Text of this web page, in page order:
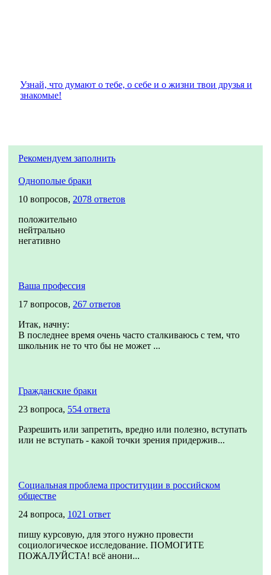
Узнай, что думают о тебе, о себе и о жизни твои друзья и
знакомые!
Рекомендуем заполнить
Однополые браки
10 вопросов, 2078 ответов
положительно
нейтрально
негативно
Ваша профессия
17 вопросов, 267 ответов
Итак, начну:
В последнее время очень часто сталкиваюсь с тем, что
школьник не то что бы не может ...
Гражданские браки
23 вопроса, 554 ответа
Разрешить или запретить, вредно или полезно, вступать
или не вступать - какой точки зрения придержив...
Социальная проблема проституции в российском
обществе
24 вопроса, 1021 ответ
пишу курсовую, для этого нужно провести
социологическое исследование. ПОМОГИТЕ
ПОЖАЛУЙСТА! всё анони...